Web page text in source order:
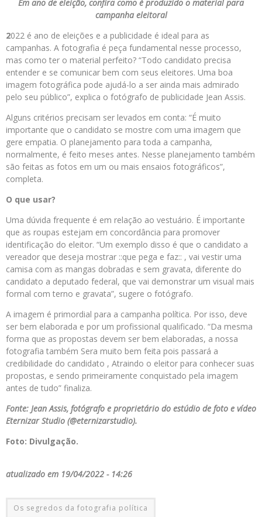
Em ano de eleição, confira como é produzido o material para
campanha eleitoral
2022 é ano de eleições e a publicidade é ideal para as
campanhas. A fotografia é peça fundamental nesse processo,
mas como ter o material perfeito? “Todo candidato precisa
entender e se comunicar bem com seus eleitores. Uma boa
imagem fotográfica pode ajudá-lo a ser ainda mais admirado
pelo seu público”, explica o fotógrafo de publicidade Jean Assis.
Alguns critérios precisam ser levados em conta: “É muito
importante que o candidato se mostre com uma imagem que
gere empatia. O planejamento para toda a campanha,
normalmente, é feito meses antes. Nesse planejamento também
são feitas as fotos em um ou mais ensaios fotográficos”,
completa.
O que usar?
Uma dúvida frequente é em relação ao vestuário. É importante
que as roupas estejam em concordância para promover
identificação do eleitor. “Um exemplo disso é que o candidato a
vereador que deseja mostrar ::que pega e faz:: , vai vestir uma
camisa com as mangas dobradas e sem gravata, diferente do
candidato a deputado federal, que vai demonstrar um visual mais
formal com terno e gravata”, sugere o fotógrafo.
A imagem é primordial para a campanha política. Por isso, deve
ser bem elaborada e por um profissional qualificado. “Da mesma
forma que as propostas devem ser bem elaboradas, a nossa
fotografia também Sera muito bem feita pois passará a
credibilidade do candidato , Atraindo o eleitor para conhecer suas
propostas, e sendo primeiramente conquistado pela imagem
antes de tudo” finaliza.
Fonte: Jean Assis, fotógrafo e proprietário do estúdio de foto e vídeo
Eternizar Studio (@eternizarstudio).
Foto: Divulgação.
atualizado em 19/04/2022 - 14:26
Os segredos da fotografia política